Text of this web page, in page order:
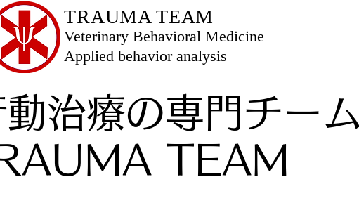
TRAUMA TEAM
Veterinary Behavioral Medicine
Applied behavior analysis
治療の専門チーム
TEAM